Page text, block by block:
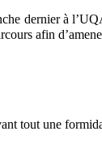
dernier à
afin
tout une